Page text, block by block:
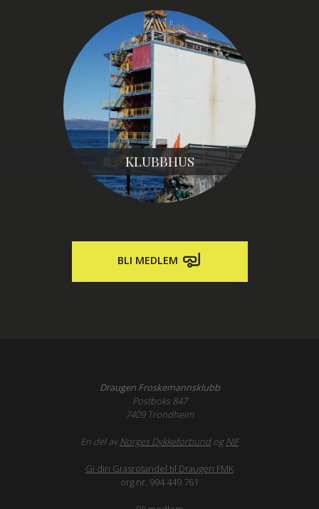
KLUBBHUS
BLI MEDLEM
Draugen Froskemannsklubb
Postboks 847
7409 Trondheim
En del avNorges DykkeforbundogNIF
Gi din Grasrotandel til Draugen FMK
org.nr. 994 449 761